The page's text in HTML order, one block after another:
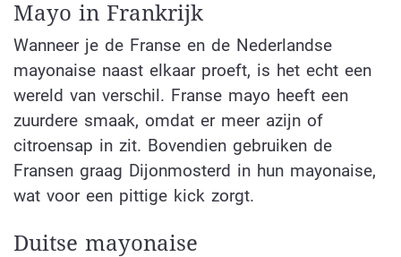
Mayo in Frankrijk
Wanneer je de Franse en de Nederlandse
mayonaise naast elkaar proeft, is het echt een
wereld van verschil. Franse mayo heeft een
zuurdere smaak, omdat er meer azijn of
citroensap in zit. Bovendien gebruiken de
Fransen graag Dijonmosterd in hun mayonaise,
wat voor een pittige kick zorgt.
Duitse mayonaise